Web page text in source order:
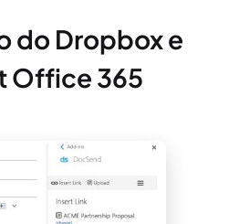
do Dropbox e
Office 365